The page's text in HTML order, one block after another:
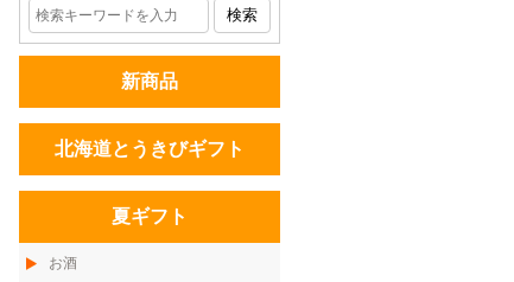
新商品
北海道とうきびギフト
夏ギフト
お酒